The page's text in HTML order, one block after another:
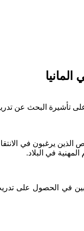
تأشيرة البحث عن
يرغبون في
في البلاد.
في الحصول